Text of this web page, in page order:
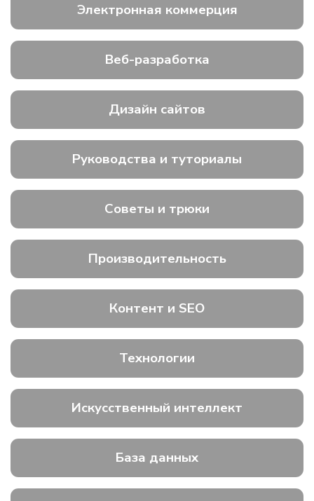
Электронная коммерция
Веб-разработка
Дизайн сайтов
Руководства и туториалы
Советы и трюки
Производительность
Контент и SEO
Технологии
Искусственный интеллект
База данных